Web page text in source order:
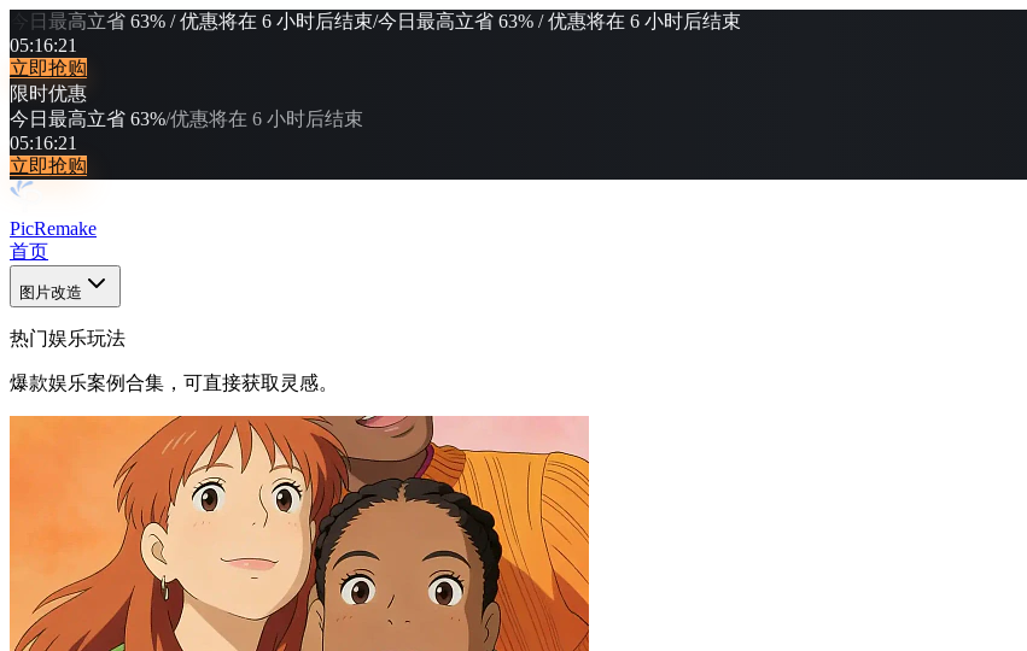
今日最高立省 63% / 优惠将在 6 小时后结束/今日最高立省 63% / 优惠将在 6 小时后结束
05:16:20
立即抢购
限时优惠
今日最高立省 63%/优惠将在 6 小时后结束
05:16:20
立即抢购
PicRemake
首页
图片改造
热门娱乐玩法
爆款娱乐案例合集，可直接获取灵感。